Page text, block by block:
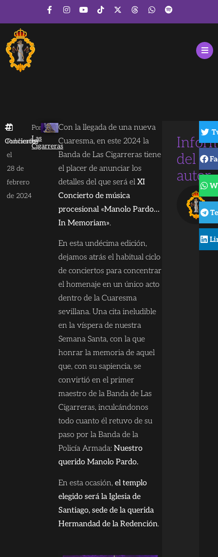
Conciertos
Publicado
el
28 de
febrero
de 2024
Por
Las
Cigarreras
Con la llegada de una nueva
Cuaresma, en este 2024 la
Banda de Las Cigarreras tiene
el placer de anunciar los
detalles del que será elXI
Concierto de música
procesional «Manolo Pardo…
In Memoriam».
En esta undécima edición,
dejamos atrás el habitual ciclo
de conciertos para concentrar
el homenaje en un único acto
dentro de la Cuaresma
sevillana. Una cita ineludible
en la víspera de nuestra
Semana Santa, con la que
honrar la memoria de aquel
que, con su sapiencia, se
convirtió en el primer
maestro de la Banda de Las
Cigarreras, inculcándonos
todo cuanto él retuvo de su
paso por la Banda de la
Policía Armada:Nuestro
querido Manolo Pardo.
En esta ocasión,el templo
elegido será la Iglesia de
Santiago, sede de la querida
Hermandad de la Redención.
del
autor